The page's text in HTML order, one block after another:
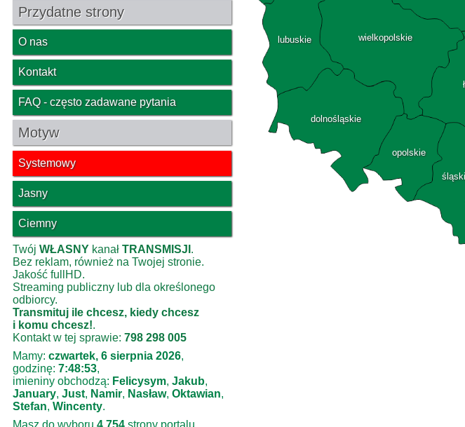
Przydatne strony
O nas
Kontakt
FAQ - często zadawane pytania
Motyw
Systemowy
Jasny
Ciemny
Twój WŁASNY kanał TRANSMISJI .
Bez reklam, również na Twojej stronie.
Jakość fullHD.
Streaming publiczny lub dla określonego
odbiorcy.
Transmituj ile chcesz, kiedy chcesz
i komu chcesz!.
Kontakt w tej sprawie: 798 298 005
Mamy: czwartek, 6 sierpnia 2026,
godzinę: 7:48:53,
imieniny obchodzą: Felicysym, Jakub,
January, Just, Namir, Nasław, Oktawian,
Stefan, Wincenty.
Masz do wyboru 4 754 strony portalu
lubuskie wielkopolskie
dolnośląskie
opolskie